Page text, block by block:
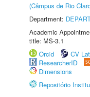
(Câmpus de Rio
Department:
Academic
title: MS-3.1
Orcid
CV
ResearcherID
Dimensions
Repositório